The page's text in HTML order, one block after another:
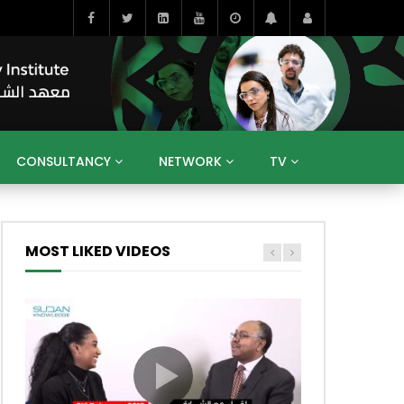
CONSULTANCY NETWORK TV
HE
Later
MOST LIKED VIDEOS